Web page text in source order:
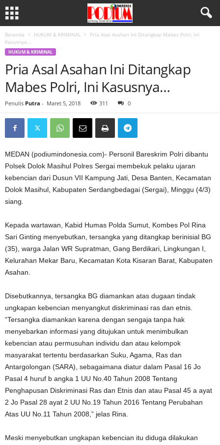
Beranda HUKUM & KRIMINAL
Pria Asal Asahan Ini Ditangkap Mabes Polri, Ini
Kasusnya…
HUKUM & KRIMINAL
Pria Asal Asahan Ini Ditangkap
Mabes Polri, Ini Kasusnya…
Penulis Putra - Maret 5, 2018 311 0
MEDAN (podiumindonesia.com)- Personil Bareskrim Polri dibantu
Polsek Dolok Masihul Polres Sergai membekuk pelaku ujaran
kebencian dari Dusun VII Kampung Jati, Desa Banten, Kecamatan
Dolok Masihul, Kabupaten Serdangbedagai (Sergai), Minggu (4/3)
siang.
Kepada wartawan, Kabid Humas Polda Sumut, Kombes Pol Rina
Sari Ginting menyebutkan, tersangka yang ditangkap berinisial BG
(35), warga Jalan WR Supratman, Gang Berdikari, Lingkungan I,
Kelurahan Mekar Baru, Kecamatan Kota Kisaran Barat, Kabupaten
Asahan.
Disebutkannya, tersangka BG diamankan atas dugaan tindak
ungkapan kebencian menyangkut diskriminasi ras dan etnis.
“Tersangka diamankan karena dengan sengaja tanpa hak
menyebarkan informasi yang ditujukan untuk menimbulkan
kebencian atau permusuhan individu dan atau kelompok
masyarakat tertentu berdasarkan Suku, Agama, Ras dan
Antargolongan (SARA), sebagaimana diatur dalam Pasal 16 Jo
Pasal 4 huruf b angka 1 UU No.40 Tahun 2008 Tentang
Penghapusan Diskriminasi Ras dan Etnis dan atau Pasal 45 a ayat
2 Jo Pasal 28 ayat 2 UU No.19 Tahun 2016 Tentang Perubahan
Atas UU No.11 Tahun 2008,” jelas Rina.
Meski menyebutkan ungkapan kebencian itu diduga dilakukan